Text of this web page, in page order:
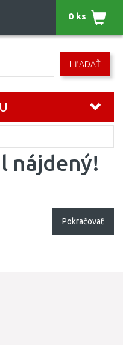
HĽADAŤ
0 ks
nájdený!
Pokračovať